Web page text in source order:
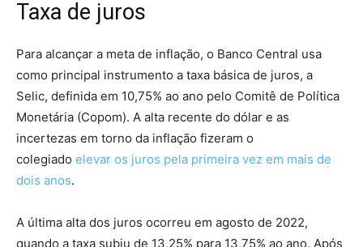
Taxa de juros
Para alcançar a meta de inflação, o Banco Central usa
como principal instrumento a taxa básica de juros, a
Selic, definida em 10,75% ao ano pelo Comitê de Política
Monetária (Copom). A alta recente do dólar e as
incertezas em torno da inflação fizeram o
colegiado elevar os juros pela primeira vez em mais de
dois anos.
A última alta dos juros ocorreu em agosto de 2022,
quando a taxa subiu de 13,25% para 13,75% ao ano. Após